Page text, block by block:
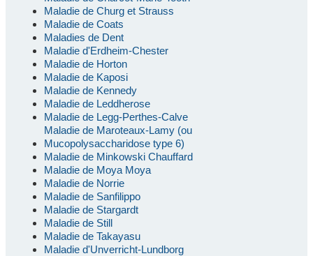
Maladie de Churg et Strauss
Maladie de Coats
Maladies de Dent
Maladie d'Erdheim-Chester
Maladie de Horton
Maladie de Kaposi
Maladie de Kennedy
Maladie de Leddherose
Maladie de Legg-Perthes-Calve
Maladie de Maroteaux-Lamy (ou
Mucopolysaccharidose type 6)
Maladie de Minkowski Chauffard
Maladie de Moya Moya
Maladie de Norrie
Maladie de Sanfilippo
Maladie de Stargardt
Maladie de Still
Maladie de Takayasu
Maladie d'Unverricht-Lundborg